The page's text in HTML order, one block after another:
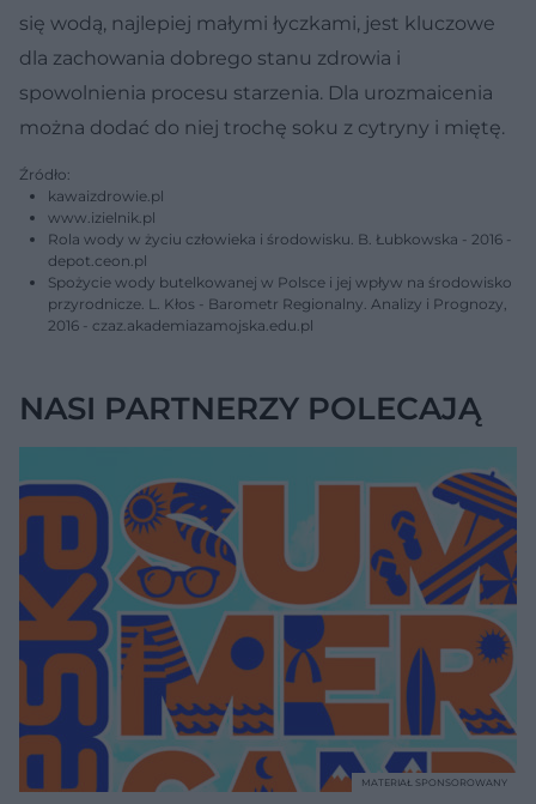
się wodą, najlepiej małymi łyczkami, jest kluczowe
dla zachowania dobrego stanu zdrowia i
spowolnienia procesu starzenia. Dla urozmaicenia
można dodać do niej trochę soku z cytryny i miętę.
Źródło:
kawaizdrowie.pl
www.izielnik.pl
Rola wody w życiu człowieka i środowisku. B. Łubkowska - 2016 -
depot.ceon.pl
Spożycie wody butelkowanej w Polsce i jej wpływ na środowisko
przyrodnicze. L. Kłos - Barometr Regionalny. Analizy i Prognozy,
2016 - czaz.akademiazamojska.edu.pl
NASI PARTNERZY POLECAJĄ
MATERIAŁ SPONSOROWANY